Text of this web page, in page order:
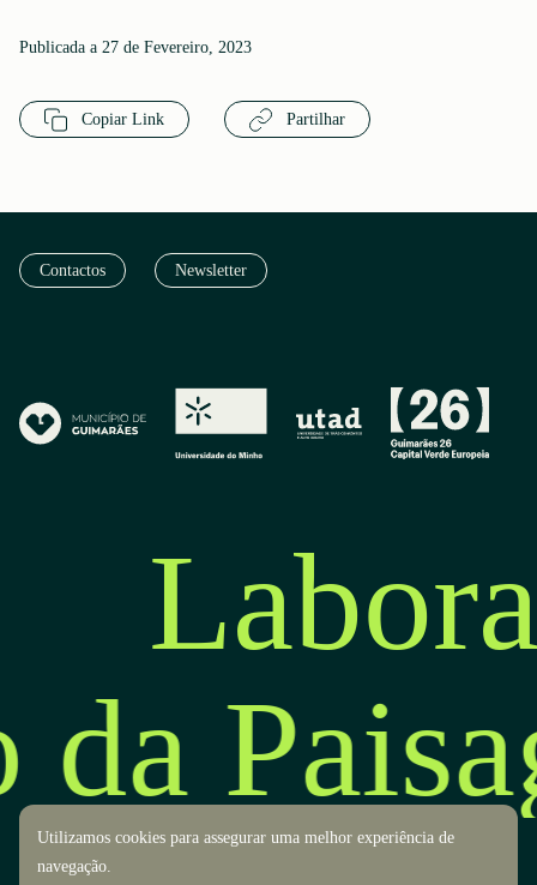
Publicada a 27 de Fevereiro, 2023
Copiar Link Partilhar
Contactos Newsletter
Utilizamos cookies para assegurar uma melhor experiência de
navegação.